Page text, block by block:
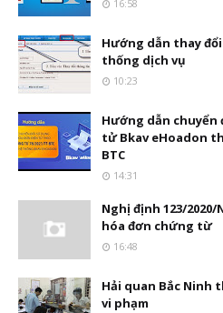
16:58
Hướng dẫn thay
thống dịch vụ
10:23
Hướng dẫn chuyển
tử Bkav eHoadon
BTC
14:31
Nghị định 123/
hóa đơn chứng từ
16:48
Hải quan Bắc Ninh
vi phạm